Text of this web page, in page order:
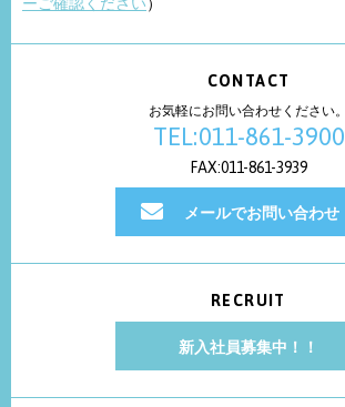
CONTACT
お気軽にお問い合わせください。
TEL:011-861-3900
FAX:011-861-3939
メールでお問い合わせ
RECRUIT
新入社員募集中！！